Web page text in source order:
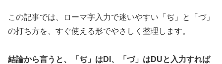
この記事では、ローマ字入力で迷いやすい「ぢ」と「づ」
の打ち方を、すぐ使える形でやさしく整理します。
結論から言うと、「ぢ」はDI、「づ」はDUと入力すれば